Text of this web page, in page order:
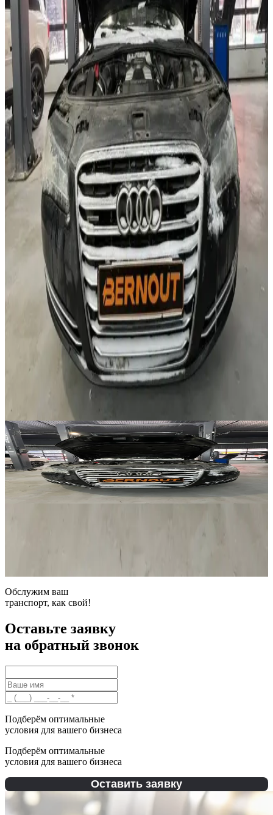
Процесс выполнения работ
Для устранения неисправности приступили к демонтажу
поддона автоматической коробки передач. После снятия узла
выполнили очистку посадочных поверхностей и осмотр
внутренних элементов на наличие посторонних загрязнений.
Далее был установлен новый поддон со встроенным
фильтром. После сборки специалисты выполнили заправку
коробки передач новым трансмиссионным маслом в
соответствии с требованиями производителя. Особое
внимание уделили корректному выставлению уровня масла,
поскольку для коробок ZF этот параметр напрямую влияет на
качество работы трансмиссии. После завершения
механических работ была выполнена адаптация АКПП. Затем
автомобиль прошел проверку в различных режимах работы
для контроля переключений и отсутствия утечек.
Итог работ
На BMW X5 устранена утечка трансмиссионного масла,
установлен новый поддон с фильтром, выполнена полная
замена масла и адаптация коробки передач. После
обслуживания работа АКПП стала более плавной, а
повторная проверка подтвердила отсутствие подтеков.
Общий срок выполнения работ составил 6 часов.
Похожие статьи
Замена двигателя на Audi — кейс из практики
10 июня 2026 г.
0
Замена двигателя Audi в автосервисе Bermout,
Обслужим ваш
транспорт, как свой!
Оставьте заявку
на обратный звонок
Подберём оптимальные
условия для вашего бизнеса
Подберём оптимальные
условия для вашего бизнеса
Оставить заявку